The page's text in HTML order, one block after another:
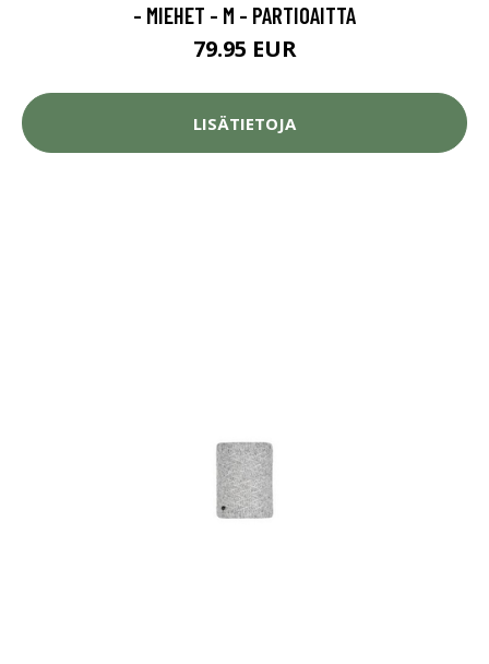
- MIEHET - M - PARTIOAITTA
79.95 EUR
LISÄTIETOJA